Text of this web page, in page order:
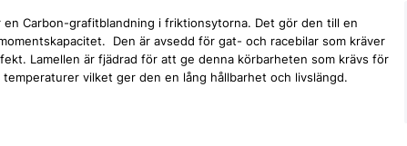
Carbon-grafitblandning i friktionsytorna. Det gör den till en
Den är avsedd för gat- och racebilar som kräver
Lamellen är fjädrad för att ge denna körbarheten som krävs för
vilket ger den en lång hållbarhet och livslängd.